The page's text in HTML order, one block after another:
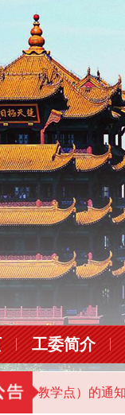
工委简介
教学点）的通知